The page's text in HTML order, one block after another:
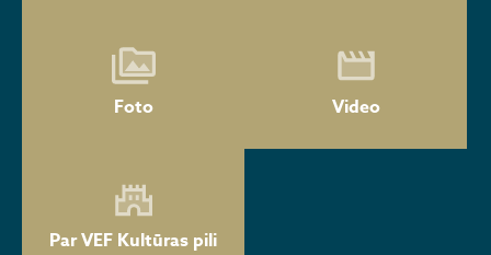
Foto Video
Par VEF Kultūras pili